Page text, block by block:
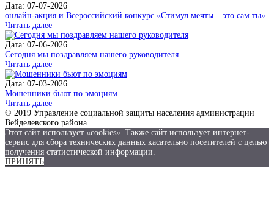
Дата: 07-07-2026
онлайн-акция и Всероссийский конкурс «Стимул мечты – это сам ты»
Читать далее
Дата: 07-06-2026
Сегодня мы поздравляем нашего руководителя
Читать далее
Дата: 07-03-2026
Мошенники бьют по эмоциям
Читать далее
© 2019 Управление социальной защиты населения администрации
Вейделевского района
Этот сайт использует «cookies». Также сайт использует интернет-
сервис для сбора технических данных касательно посетителей с целью
получения статистической информации.
ПРИНЯТЬ